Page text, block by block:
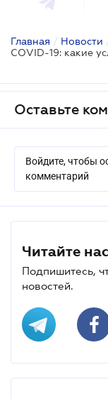
Главная / Новости
Оставьте
Войдите, чтобы
комментарий
Читайте
Подпишитесь,
новостей.